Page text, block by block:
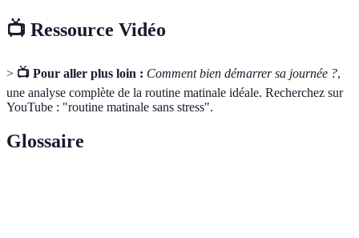
📺 Ressource Vidéo
> 📺 Pour aller plus loin : Comment bien démarrer sa journée ?,
une analyse complète de la routine matinale idéale. Recherchez sur
YouTube : "routine matinale sans stress".
Glossaire